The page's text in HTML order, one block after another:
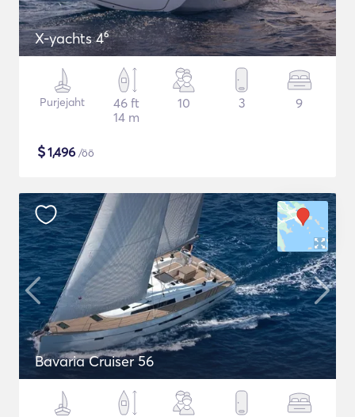
X-yachts 4⁶
Purjejaht
46 ft
14 m
10 3 9
$1,496 /öö
Bavaria Cruiser 56